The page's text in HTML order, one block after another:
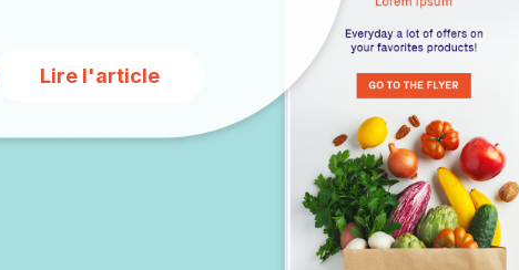
Lire l'article